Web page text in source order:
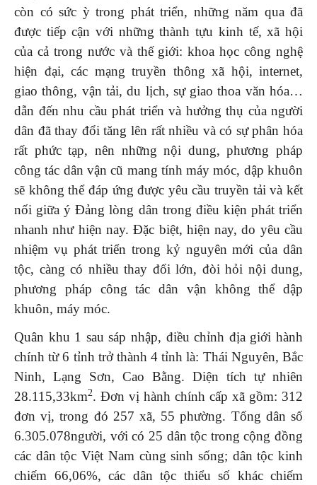
còn có sức ỳ trong phát triển, những năm qua đã
được tiếp cận với những thành tựu kinh tế, xã hội
của cả trong nước và thế giới: khoa học công nghệ
hiện đại, các mạng truyền thông xã hội, internet,
giao thông, vận tải, du lịch, sự giao thoa văn hóa…
dẫn đến nhu cầu phát triển và hưởng thụ của người
dân đã thay đổi tăng lên rất nhiều và có sự phân hóa
rất phức tạp, nên những nội dung, phương pháp
công tác dân vận cũ mang tính máy móc, dập khuôn
sẽ không thể đáp ứng được yêu cầu truyền tải và kết
nối giữa ý Đảng lòng dân trong điều kiện phát triển
nhanh như hiện nay. Đặc biệt, hiện nay, do yêu cầu
nhiệm vụ phát triển trong kỷ nguyên mới của dân
tộc, càng có nhiều thay đổi lớn, đòi hỏi nội dung,
phương pháp công tác dân vận không thể dập
khuôn, máy móc.
Quân khu 1 sau sáp nhập, điều chỉnh địa giới hành
chính từ 6 tỉnh trở thành 4 tỉnh là: Thái Nguyên, Bắc
Ninh, Lạng Sơn, Cao Bằng. Diện tích tự nhiên
28.115,33km2. Đơn vị hành chính cấp xã gồm: 312
đơn vị, trong đó 257 xã, 55 phường. Tổng dân số
6.305.078người, với có 25 dân tộc trong cộng đồng
các dân tộc Việt Nam cùng sinh sống; dân tộc kinh
chiếm 66,06%, các dân tộc thiểu số khác chiếm